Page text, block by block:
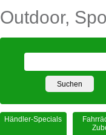
Outdoor,
Händler-Specials